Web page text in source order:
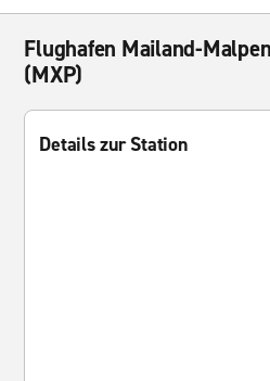
Flughafen Mailand-
(MXP)
Details zur Station